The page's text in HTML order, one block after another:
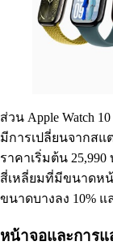
ส่วน Apple Watch
มีการเปลี่ยนจากสแ
ราคาเริ่มต้น
สี่เหลี่ยมที่มีขนาดห
ขนาดบางลง 10%
หน้าจอและการแ